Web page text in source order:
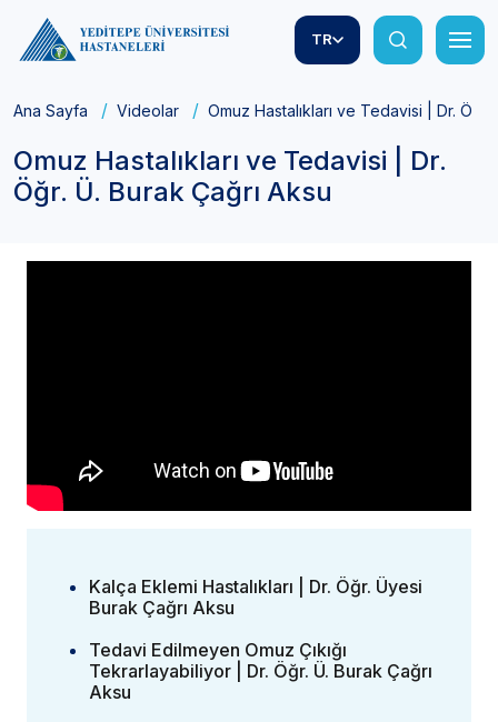
TR
Ana Sayfa Videolar Omuz Hastalıkları ve Tedavisi | Dr. Öğr.
Omuz Hastalıkları ve Tedavisi | Dr.
Öğr. Ü. Burak Çağrı Aksu
Kalça Eklemi Hastalıkları | Dr. Öğr. Üyesi
Burak Çağrı Aksu
Tedavi Edilmeyen Omuz Çıkığı
Tekrarlayabiliyor | Dr. Öğr. Ü. Burak Çağrı
Aksu